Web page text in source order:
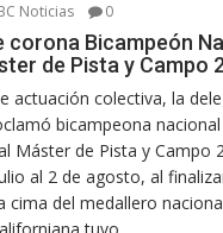
Noticias 0
corona Bicampeón
de Pista y Campo
actuación colectiva, la
bicampeona nacional
Máster de Pista y Campo
al 2 de agosto, al
cima del medallero